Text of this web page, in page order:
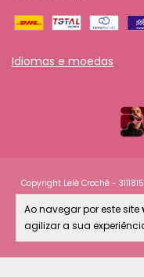
Ao navegar por este site
agilizar a sua
Idiomas e moedas
Copyright Lelê Crochê -